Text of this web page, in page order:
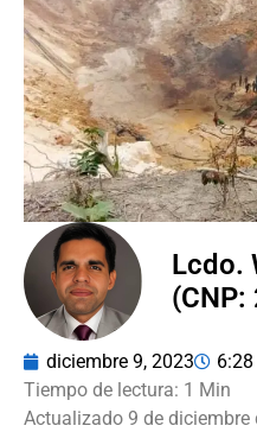
Lcdo.
(CNP:
diciembre 9, 2023
Actualizado 9 de diciembre